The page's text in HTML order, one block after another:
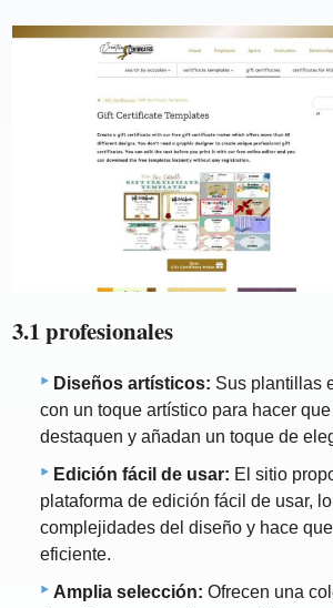
3.1 profesionales
Diseños artísticos: Sus plantillas
con un toque artístico para hacer
destaquen y añadan un toque de
Edición fácil de usar: El sitio
plataforma de edición fácil de usar,
complejidades del diseño y hace
eficiente.
Amplia selección: Ofrecen una